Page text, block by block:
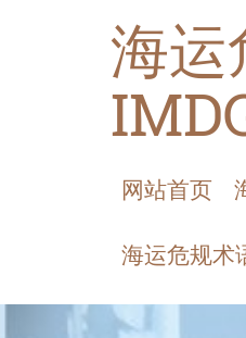
海运
网站首页
海运危规术